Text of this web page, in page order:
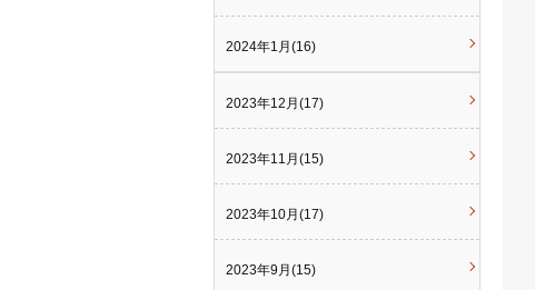
2024年1月(16)
2023年12月(17)
2023年11月(15)
2023年10月(17)
2023年9月(15)